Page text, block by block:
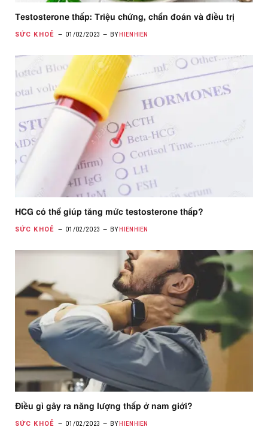
Testosterone thấp: Triệu chứng, chẩn đoán và điều trị
SỨC KHOẺ 01/02/2023 BY HIENHIEN
HCG có thể giúp tăng mức testosterone thấp?
SỨC KHOẺ 01/02/2023 BY HIENHIEN
Điều gì gây ra năng lượng thấp ở nam giới?
SỨC KHOẺ 01/02/2023 BY HIENHIEN